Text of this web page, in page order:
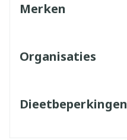
Merken
Organisaties
Dieetbeperkingen